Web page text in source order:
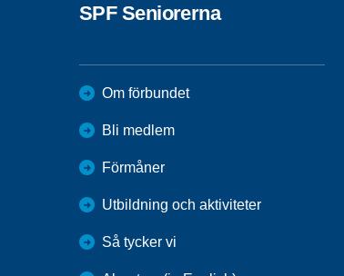
SPF Seniorerna
Om förbundet
Bli medlem
Förmåner
Utbildning och aktiviteter
Så tycker vi